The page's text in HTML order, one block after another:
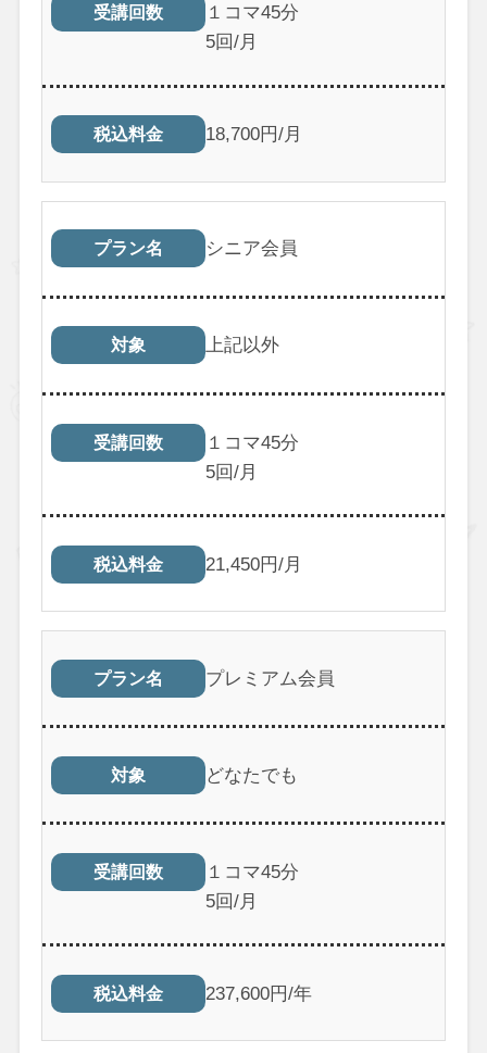
受講回数
１コマ45分
5回/月
税込料金 18,700円/月
プラン名 シニア会員
対象 上記以外
受講回数
１コマ45分
5回/月
税込料金 21,450円/月
プラン名 プレミアム会員
対象 どなたでも
受講回数
１コマ45分
5回/月
税込料金 237,600円/年